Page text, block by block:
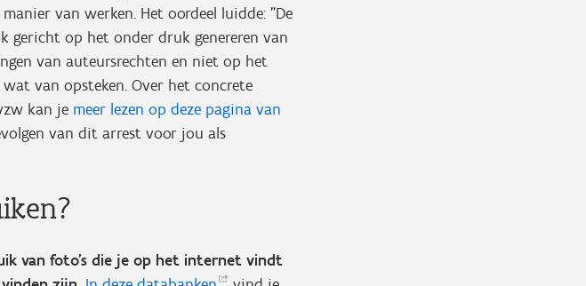
van werken. Het oordeel luidde: "De
op het onder druk genereren van
van auteursrechten en niet op het
van opsteken. Over het concrete
kan je meer lezen op deze pagina van
van dit arrest voor jou als
van foto’s die je op het internet vindt